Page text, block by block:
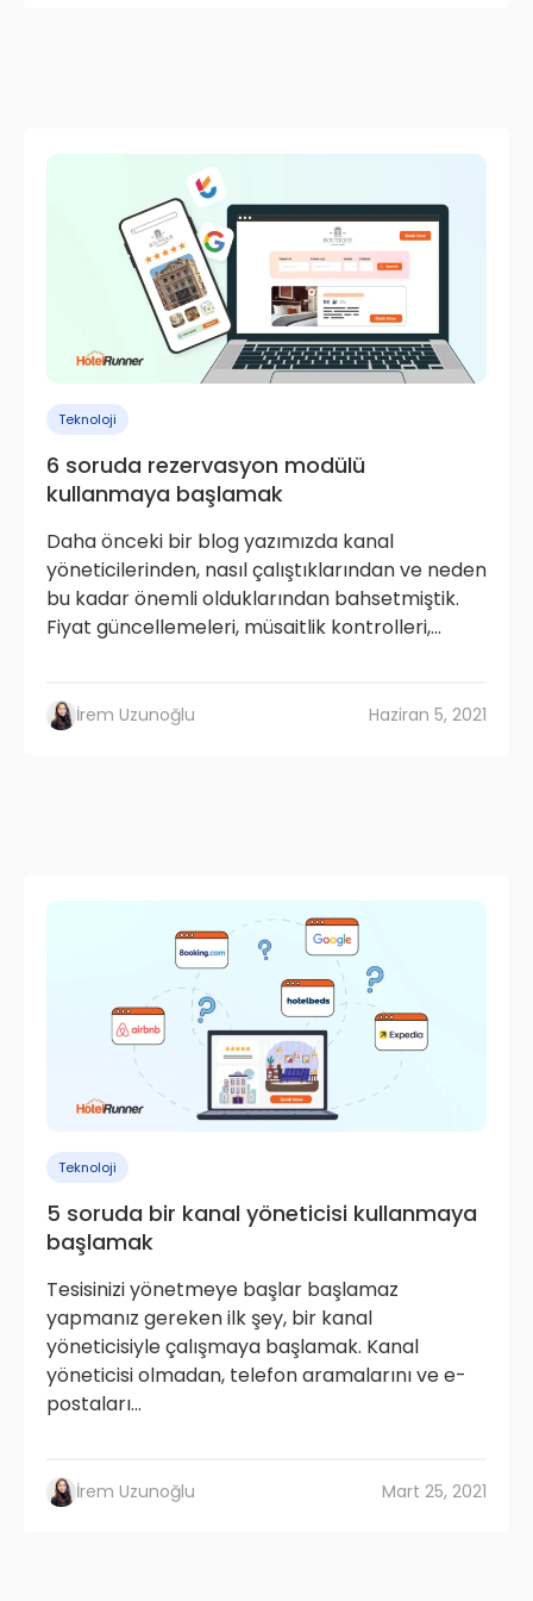
Teknoloji
6 soruda rezervasyon modülü
kullanmaya başlamak
Daha önceki bir blog yazımızda kanal
yöneticilerinden, nasıl çalıştıklarından ve neden
bu kadar önemli olduklarından bahsetmiştik.
Fiyat güncellemeleri, müsaitlik kontrolleri,...
İrem Uzunoğlu Haziran 5, 2021
Teknoloji
5 soruda bir kanal yöneticisi kullanmaya
başlamak
Tesisinizi yönetmeye başlar başlamaz
yapmanız gereken ilk şey, bir kanal
yöneticisiyle çalışmaya başlamak. Kanal
yöneticisi olmadan, telefon aramalarını ve e-
postaları...
İrem Uzunoğlu Mart 25, 2021